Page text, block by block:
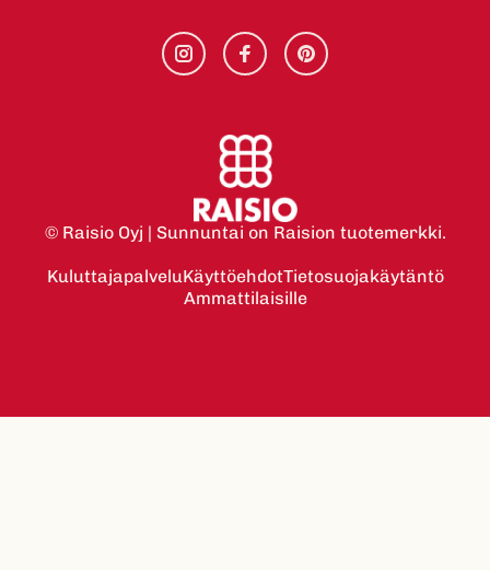
© Raisio Oyj | Sunnuntai on Raision tuotemerkki.
KuluttajapalveluKäyttöehdotTietosuojakäytäntö
Ammattilaisille